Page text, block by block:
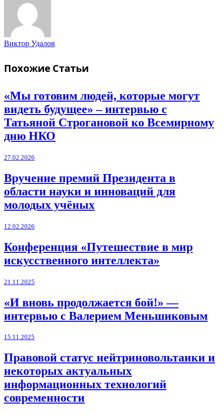
Виктор Удалов
Похожие Статьи
«Мы готовим людей, которые могут
видеть будущее» – интервью с
Татьяной Строгановой ко Всемирному
дню НКО
27.02.2026
Вручение премий Президента в
области науки и инноваций для
молодых учёных
12.02.2026
Конференция «Путешествие в мир
искусственного интеллекта»
21.11.2025
«И вновь продолжается бой!» —
интервью с Валерием Меньшиковым
15.11.2025
Правовой статус нейтриновольтаики и
некоторых актуальных
информационных технологий
современности